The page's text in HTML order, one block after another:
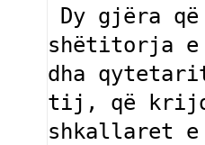
shëtitorja e
dha
tij, që krijoi
shkallaret